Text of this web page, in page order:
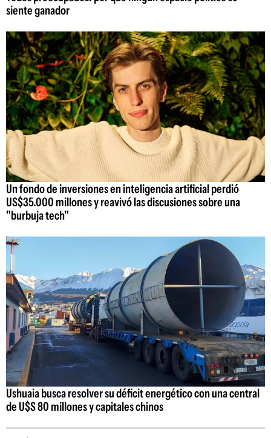
siente ganador
Un fondo de inversiones en inteligencia artificial perdió
US$35.000 millones y reavivó las discusiones sobre una
"burbuja tech"
Ushuaia busca resolver su déficit energético con una central
de U$S 80 millones y capitales chinos